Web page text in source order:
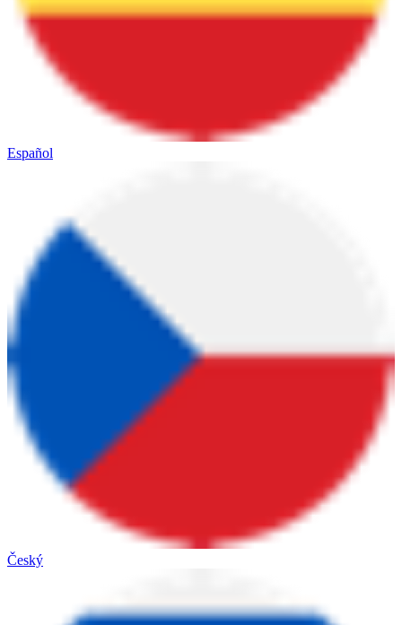
Español
Český